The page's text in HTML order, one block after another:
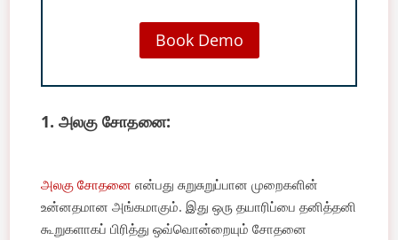
Book Demo
1. அலகு சோதனை:
அலகு சோதனை என்பது சுறுசுறுப்பான முறைகளின்
உன்னதமான அங்கமாகும். இது ஒரு தயாரிப்பை தனித்தனி
கூறுகளாகப் பிரித்து ஒவ்வொன்றையும் சோதனை